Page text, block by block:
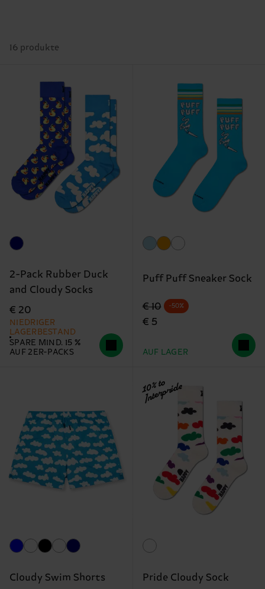
16 produkte
2-Pack Rubber Duck
and Cloudy Socks
€ 20
NIEDRIGER
LAGERBESTAND
SPARE MIND. 15 %
AUF 2ER-PACKS
Puff Puff Sneaker Sock
Originalpreis
€ 10
Reduzierter Preis
€ 5
-50%
AUF LAGER
Cloudy Swim Shorts
10% to
Interpride
Pride Cloudy Sock